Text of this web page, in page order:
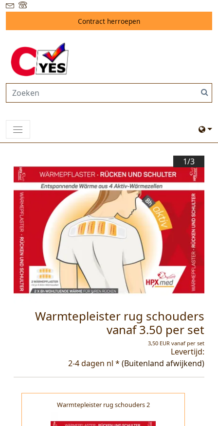
Contract herroepen
1/3
Warmtepleister rug schouders
vanaf 3.50 per set
3,50 EUR vanaf per set
Levertijd:
2-4 dagen nl * (Buitenland afwijkend)
Warmtepleister rug schouders 2